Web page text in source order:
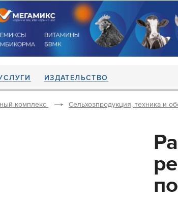
ИЗДАТЕЛЬСТВО
комплекс Сельхозпродукция, техника и